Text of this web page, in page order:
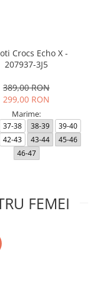
Crocs Echo X -
207937-3J5
389,00 RON
299,00 RON
Marime:
37-38 38-39
39-40
42-43 43-44
45-46
46-47
FEMEI